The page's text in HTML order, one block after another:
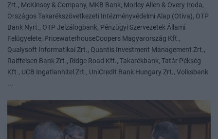
Zrt., McKinsey & Company, MKB Bank, Morley Allen & Overy Iroda,
Országos Takarékszövetkezeti Intézményvédelmi Alap (Otiva), OTP
Bank Nyrt., OTP Jelzálogbank, Pénzügyi Szervezetek Állami
Felügyelete, PricewaterhouseCoopers Magyarország Kft.,
Qualysoft Informatikai Zrt., Quantis Investment Management Zrt.,
Raiffeisen Bank Zrt., Ridge Road Kft., Takarékbank, Tatár Pékség
Kft., UCB Ingatlanhitel Zrt., UniCredit Bank Hungary Zrt., Volksbank
...